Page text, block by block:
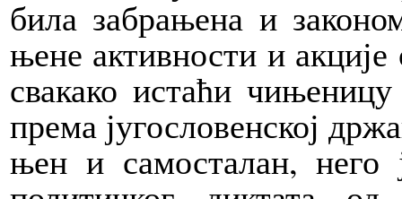
била забрањена и
њене активности и
свакако истаћи
према југословенској
њен и самосталан, него